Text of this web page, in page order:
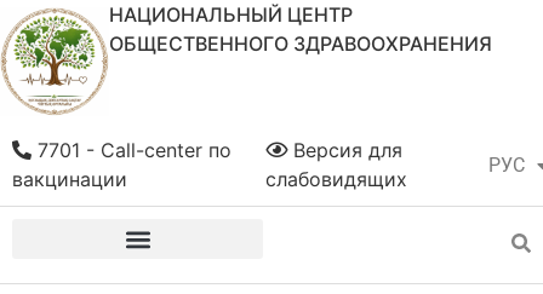
НАЦИОНАЛЬНЫЙ ЦЕНТР
ОБЩЕСТВЕННОГО ЗДРАВООХРАНЕНИЯ
РУС
ҚАЗ
Версия для
слабовидящих
7701 - Call-center по
вакцинации